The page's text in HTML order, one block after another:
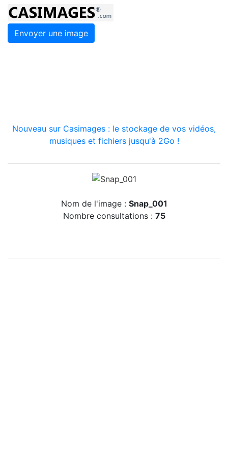
Envoyer une image
Nouveau sur Casimages : le stockage de vos vidéos,
musiques et fichiers jusqu'à 2Go !
Nom de l'image : Snap_001
Nombre consultations : 75